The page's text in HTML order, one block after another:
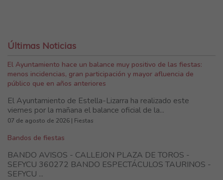
Últimas Noticias
El Ayuntamiento hace un balance muy positivo de las fiestas:
menos incidencias, gran participación y mayor afluencia de
público que en años anteriores
El Ayuntamiento de Estella-Lizarra ha realizado este
viernes por la mañana el balance oficial de la...
07 de agosto de 2026 | Fiestas
Bandos de fiestas
BANDO AVISOS - CALLEJON PLAZA DE TOROS -
SEFYCU 360272 BANDO ESPECTÁCULOS TAURINOS -
SEFYCU ...